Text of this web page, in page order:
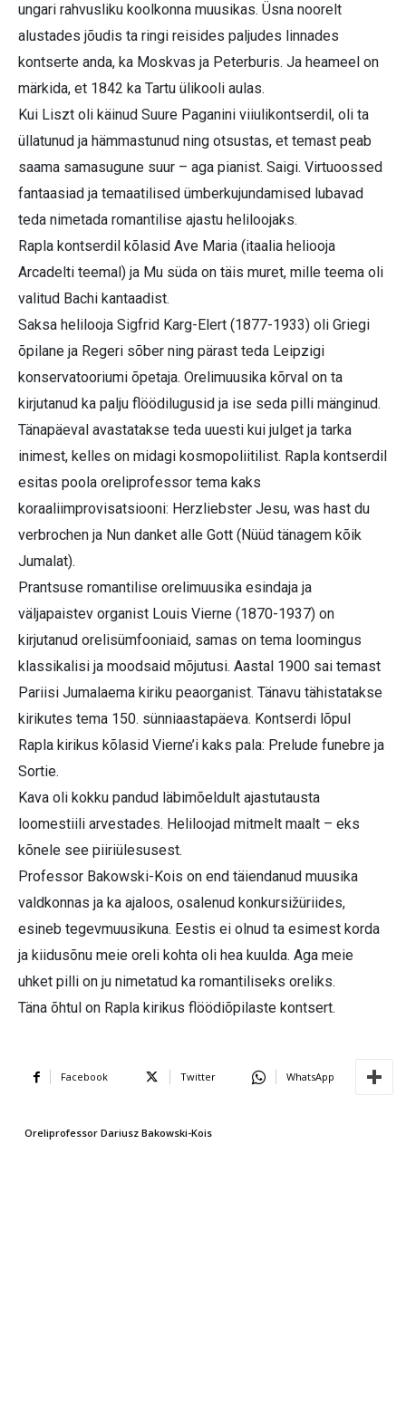
ungari rahvusliku koolkonna muusikas. Üsna noorelt
alustades jõudis ta ringi reisides paljudes linnades
kontserte anda, ka Moskvas ja Peterburis. Ja heameel on
märkida, et 1842 ka Tartu ülikooli aulas.
Kui Liszt oli käinud Suure Paganini viiulikontserdil, oli ta
üllatunud ja hämmastunud ning otsustas, et temast peab
saama samasugune suur – aga pianist. Saigi. Virtuoossed
fantaasiad ja temaatilised ümberkujundamised lubavad
teda nimetada romantilise ajastu heliloojaks.
Rapla kontserdil kõlasid Ave Maria (itaalia heliooja
Arcadelti teemal) ja Mu süda on täis muret, mille teema oli
valitud Bachi kantaadist.
Saksa helilooja Sigfrid Karg-Elert (1877-1933) oli Griegi
õpilane ja Regeri sõber ning pärast teda Leipzigi
konservatooriumi õpetaja. Orelimuusika kõrval on ta
kirjutanud ka palju flöödilugusid ja ise seda pilli mänginud.
Tänapäeval avastatakse teda uuesti kui julget ja tarka
inimest, kelles on midagi kosmopoliitilist. Rapla kontserdil
esitas poola oreliprofessor tema kaks
koraaliimprovisatsiooni: Herzliebster Jesu, was hast du
verbrochen ja Nun danket alle Gott (Nüüd tänagem kõik
Jumalat).
Prantsuse romantilise orelimuusika esindaja ja
väljapaistev organist Louis Vierne (1870-1937) on
kirjutanud orelisümfooniaid, samas on tema loomingus
klassikalisi ja moodsaid mõjutusi. Aastal 1900 sai temast
Pariisi Jumalaema kiriku peaorganist. Tänavu tähistatakse
kirikutes tema 150. sünniaastapäeva. Kontserdi lõpul
Rapla kirikus kõlasid Vierne’i kaks pala: Prelude funebre ja
Sortie.
Kava oli kokku pandud läbimõeldult ajastutausta
loomestiili arvestades. Heliloojad mitmelt maalt – eks
kõnele see piiriülesusest.
Professor Bakowski-Kois on end täiendanud muusika
valdkonnas ja ka ajaloos, osalenud konkursižüriides,
esineb tegevmuusikuna. Eestis ei olnud ta esimest korda
ja kiidusõnu meie oreli kohta oli hea kuulda. Aga meie
uhket pilli on ju nimetatud ka romantiliseks oreliks.
Täna õhtul on Rapla kirikus flöödiõpilaste kontsert.
Facebook Twitter WhatsApp
Oreliprofessor Dariusz Bakowski-Kois